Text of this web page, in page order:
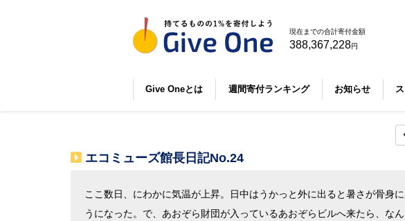
現在までの合計寄付金額
388,367,228円
Give Oneとは 週間寄付ランキング お知らせ
エコミューズ館長日記No.24
ここ数日、にわかに気温が上昇。日中はうかっと外に出ると暑さが骨身
うになった。で、あおぞら財団が入っているあおぞらビルへ来たら、な